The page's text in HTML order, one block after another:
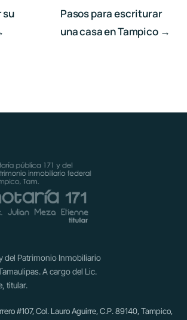
su
Pasos para escriturar
una casa en Tampico →
del Patrimonio Inmobiliario
A cargo del Lic.
titular.
#107, Col. Lauro Aguirre, C.P. 89140, Tampico,